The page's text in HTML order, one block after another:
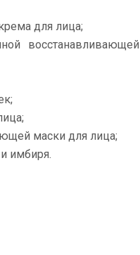
для лица;
восстанавливающей
маски для лица;
имбиря.